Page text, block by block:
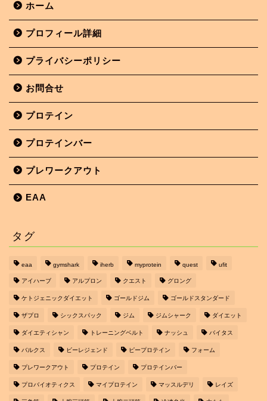
ホーム
プロフィール詳細
プライバシーポリシー
お問合せ
プロテイン
プロテインバー
プレワークアウト
EAA
タグ
eaa gymshark iherb myprotein quest ufit
アイハーブ アルプロン クエスト グロング
ケトジェニックダイエット ゴールドジム ゴールドスタンダード
ザプロ シックスパック ジム ジムシャーク ダイエット
ダイエティシャン トレーニングベルト ナッシュ バイタス
バルクス ビーレジェンド ピープロテイン フォーム
プレワークアウト プロテイン プロテインバー
プロバイオティクス マイプロテイン マッスルデリ レイズ